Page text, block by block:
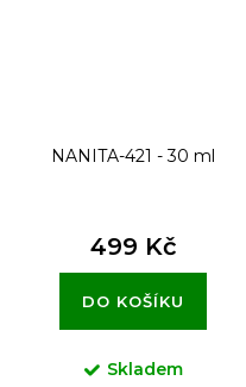
NANITA-421 - 30 ml
499 Kč
DO KOŠÍKU
Skladem